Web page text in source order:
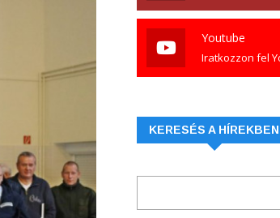
Youtube
Iratkozzon fel
KERESÉS A HÍREKBEN